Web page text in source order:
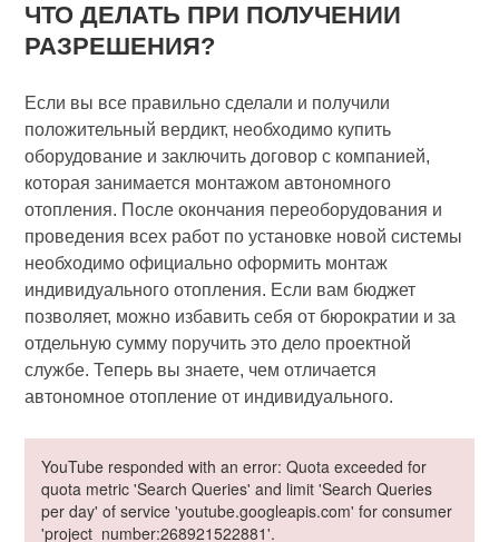
ЧТО ДЕЛАТЬ ПРИ ПОЛУЧЕНИИ
РАЗРЕШЕНИЯ?
Если вы все правильно сделали и получили
положительный вердикт, необходимо купить
оборудование и заключить договор с компанией,
которая занимается монтажом автономного
отопления. После окончания переоборудования и
проведения всех работ по установке новой системы
необходимо официально оформить монтаж
индивидуального отопления. Если вам бюджет
позволяет, можно избавить себя от бюрократии и за
отдельную сумму поручить это дело проектной
службе. Теперь вы знаете, чем отличается
автономное отопление от индивидуального.
YouTube responded with an error: Quota exceeded for
quota metric 'Search Queries' and limit 'Search Queries
per day' of service 'youtube.googleapis.com' for consumer
'project_number:268921522881'.